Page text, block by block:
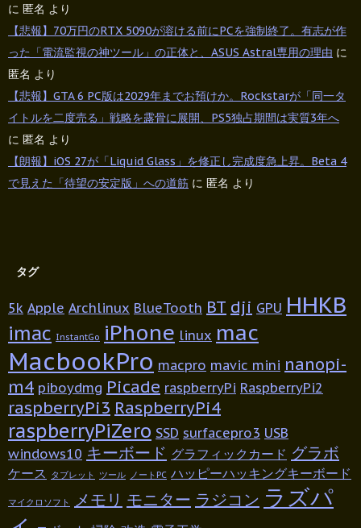
に 匿名 より
【悲報】70万円のRTX 5090が溶ける前にPCを強制終了。有志が作
った「電流監視の神ツール」の正体と、ASUS Astral専用の理由 に
匿名 より
【悲報】GTA 6 PC版は2029年までお預けか。Rockstarが「同一タ
イトルを二度売る」戦略を露骨に展開、PS5独占期間は実質3年へ
に 匿名 より
【朗報】iOS 27が「Liquid Glass」を修正し完成度急上昇。Beta 4
で見えた「待望の安定版」への道筋 に 匿名 より
タグ
5k Apple Archlinux BlueTooth BT dji GPU HHKB
imac InstantGo iPhone linux mac
MacbookPro macpro mavic mini nanopi-
m4 piboydmg Picade raspberryPi RaspberryPi2
raspberryPi3 RaspberryPi4
raspberryPiZero SSD surfacepro3 USB
windows10 キーボード グラフィックカード グラボ
ケース タブレット ツール ノートPC ハッピーハッキングキーボード
マイクロソフト メモリ モニター ラジコン ラズパ